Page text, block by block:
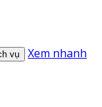
vụ Xem nhanh